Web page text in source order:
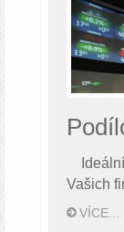
Ideální
Vašich
VÍCE...